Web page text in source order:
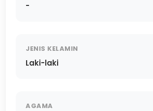
-
JENIS KELAMIN
Laki-laki
AGAMA